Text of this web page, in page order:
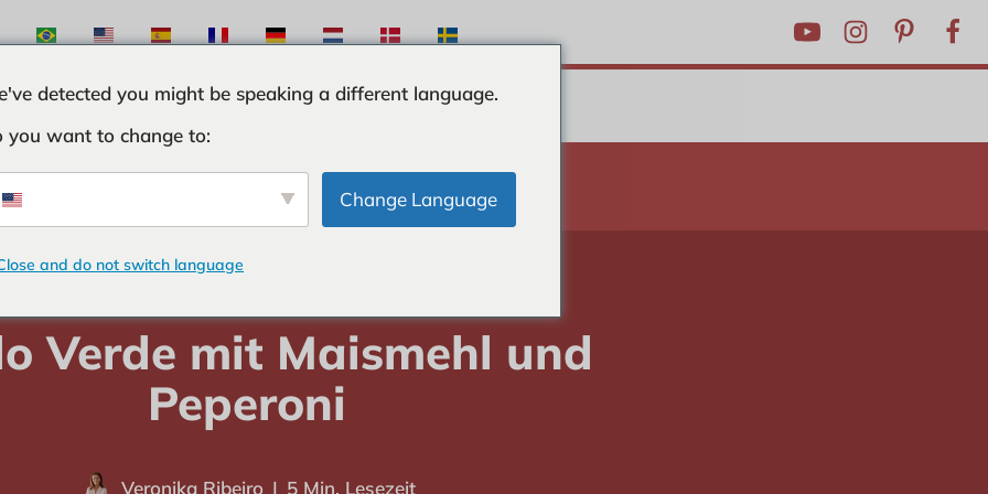
TIPPS UND TRICKS
Heimat-SUPPEN-Caldo Verde mit Maismehl und Peperoni
Verde mit Maismehl und
Peperoni
Veronika Ribeiro 5 Min. Lesezeit
detected you might be speaking a different language.
you want to change to:
Change Language
and do not switch language